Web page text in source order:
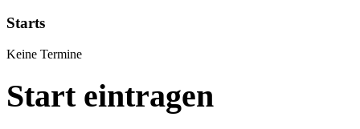
Starts
Keine Termine
Start eintragen